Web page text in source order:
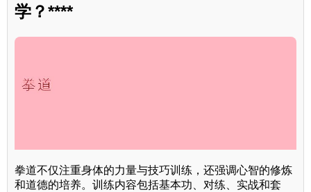
学？****
拳道不仅注重身体的力量与技巧训练，还强调心智的修炼
和道德的培养。训练内容包括基本功、对练、实战和套